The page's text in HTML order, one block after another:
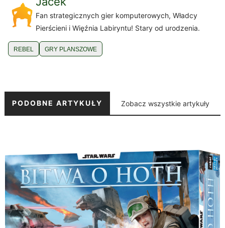
Fan strategicznych gier komputerowych, Władcy
Pierścieni i Więźnia Labiryntu! Stary od urodzenia.
REBEL GRY PLANSZOWE
PODOBNE ARTYKUŁY Zobacz wszystkie artykuły